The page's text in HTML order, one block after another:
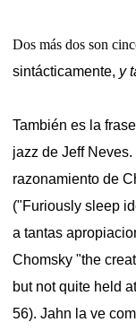
Dos más dos son
sintácticamente, y
También es la
jazz de Jeff
razonamiento de
("Furiously sleep
a tantas
Chomsky "the
but not quite held
56). Jahn la ve